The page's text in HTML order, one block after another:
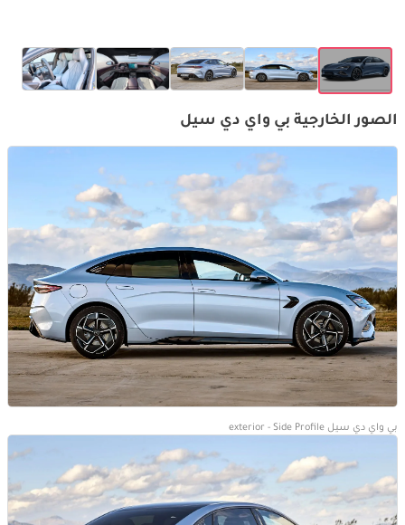
الصور الخارجية بي واي دي سيل
بي واي دي سيل exterior - Side Profile